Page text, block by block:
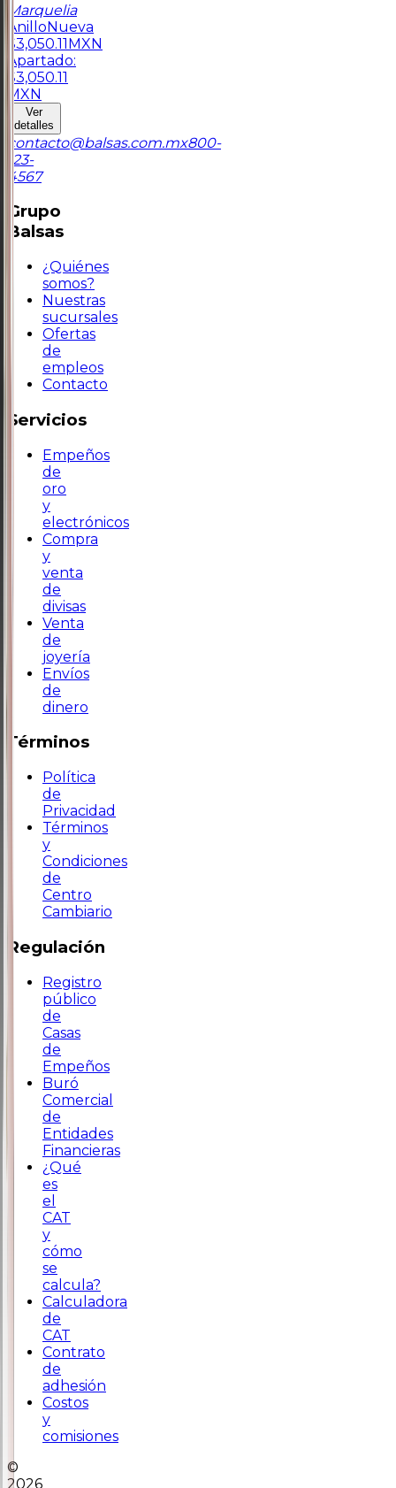
Marquelia
AnilloNueva
$3,050.11MXN
Apartado:
$3,050.11
MXN
Ver
detalles
contacto@balsas.com.mx800-
123-
4567
Grupo
Balsas
¿Quiénes
somos?
Nuestras
sucursales
Ofertas
de
empleos
Contacto
Servicios
Empeños
de
oro
y
electrónicos
Compra
y
venta
de
divisas
Venta
de
joyería
Envíos
de
dinero
Términos
Política
de
Privacidad
Términos
y
Condiciones
de
Centro
Cambiario
Regulación
Registro
público
de
Casas
de
Empeños
Buró
Comercial
de
Entidades
Financieras
¿Qué
es
el
CAT
y
cómo
se
calcula?
Calculadora
de
CAT
Contrato
de
adhesión
Costos
y
comisiones
©
2026